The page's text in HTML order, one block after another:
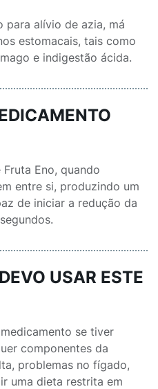
para alívio de azia, má
estomacais, tais como
e indigestão ácida.
Eno, quando
entre si, produzindo um
de iniciar a redução da
USAR ESTE
se tiver
componentes da
problemas no fígado,
uma dieta restrita em